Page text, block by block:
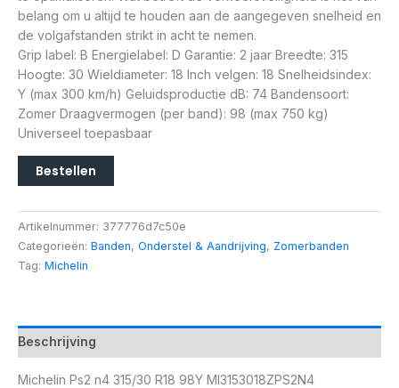
belang om u altijd te houden aan de aangegeven snelheid en
de volgafstanden strikt in acht te nemen.
Grip label: B Energielabel: D Garantie: 2 jaar Breedte: 315
Hoogte: 30 Wieldiameter: 18 Inch velgen: 18 Snelheidsindex:
Y (max 300 km/h) Geluidsproductie dB: 74 Bandensoort:
Zomer Draagvermogen (per band): 98 (max 750 kg)
Universeel toepasbaar
Bestellen
Artikelnummer: 377776d7c50e
Categorieën: Banden, Onderstel & Aandrijving, Zomerbanden
Tag: Michelin
Beschrijving
Michelin Ps2 n4 315/30 R18 98Y MI3153018ZPS2N4